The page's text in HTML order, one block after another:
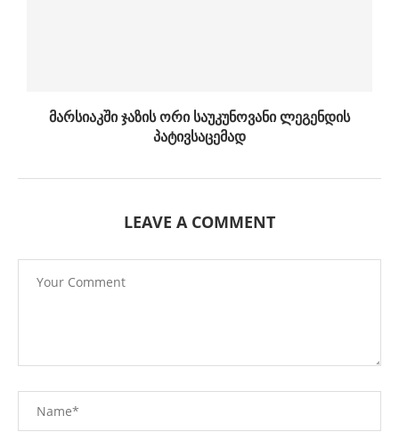
მარსიაკში ჯაზის ორი საუკუნოვანი ლეგენდის
პატივსაცემად
LEAVE A COMMENT